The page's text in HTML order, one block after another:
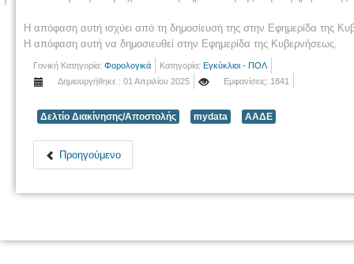
Η απόφαση αυτή ισχύει από τη δημοσίευσή της στην Εφημερίδα της
Η απόφαση αυτή να δημοσιευθεί στην Εφημερίδα της Κυβερνήσεως.
Γονική Κατηγορία: Φορολογικά Κατηγορία: Εγκύκλιοι - ΠΟΛ
Δημιουργήθηκε : 01 Απριλίου 2025
Εμφανίσεις: 1841
Δελτίο Διακίνησης/Αποστολής mydata ΑΑΔΕ
Προηγούμενο